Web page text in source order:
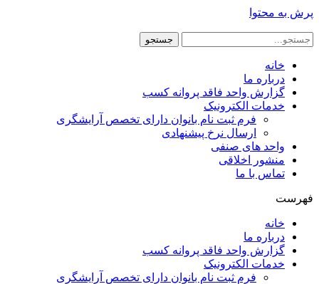
پرش به محتوا
جستجو
خانه
درباره ما
گزارش واحد فاقد پروانه کسب
خدمات الکترونیک
فرم ثبت نام بانوان دارای تخصص آرایشگری
ارسال نرخ پیشنهادی
واحد های صنفی
منشور اخلاقی
تماس با ما
فهرست
خانه
درباره ما
گزارش واحد فاقد پروانه کسب
خدمات الکترونیک
فرم ثبت نام بانوان دارای تخصص آرایشگری